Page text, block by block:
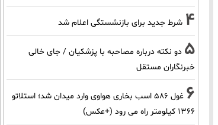
4 شرط جدید برای بازنشستگی اعلام شد
5 دو نکته درباره مصاحبه با پزشکیان / جای خالی
خبرنگاران مستقل
6
غول 586 اسب بخاری هواوی وارد میدان شد؛ استلاتو
1366 کیلومتر راه می رود (+عکس)